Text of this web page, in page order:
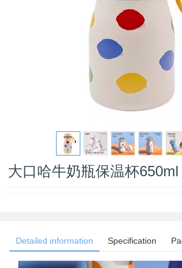
大口哈牛奶瓶保温杯650ml
Detailed information Specification